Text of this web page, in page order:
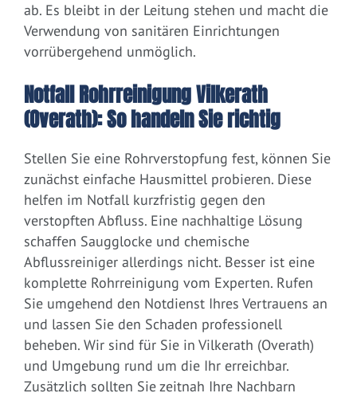
ab. Es bleibt in der Leitung stehen und macht die
Verwendung von sanitären Einrichtungen
vorrübergehend unmöglich.
Notfall Rohrreinigung Vilkerath
(Overath): So handeln Sie richtig
Stellen Sie eine Rohrverstopfung fest, können Sie
zunächst einfache Hausmittel probieren. Diese
helfen im Notfall kurzfristig gegen den
verstopften Abfluss. Eine nachhaltige Lösung
schaffen Saugglocke und chemische
Abflussreiniger allerdings nicht. Besser ist eine
komplette Rohrreinigung vom Experten. Rufen
Sie umgehend den Notdienst Ihres Vertrauens an
und lassen Sie den Schaden professionell
beheben. Wir sind für Sie in Vilkerath (Overath)
und Umgebung rund um die Ihr erreichbar.
Zusätzlich sollten Sie zeitnah Ihre Nachbarn